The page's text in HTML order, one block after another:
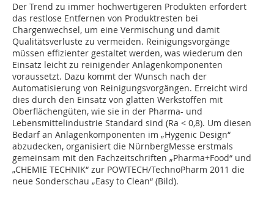
Der Trend zu immer hochwertigeren Produkten erfordert
das restlose Entfernen von Produktresten bei
Chargenwechsel, um eine Vermischung und damit
Qualitätsverluste zu vermeiden. Reinigungsvorgänge
müssen effizienter gestaltet werden, was wiederum den
Einsatz leicht zu reinigender Anlagenkomponenten
voraussetzt. Dazu kommt der Wunsch nach der
Automatisierung von Reinigungsvorgängen. Erreicht wird
dies durch den Einsatz von glatten Werkstoffen mit
Oberflächengüten, wie sie in der Pharma- und
Lebensmittelindustrie Standard sind (Ra < 0,8). Um diesen
Bedarf an Anlagenkomponenten im „Hygenic Design“
abzudecken, organisiert die NürnbergMesse erstmals
gemeinsam mit den Fachzeitschriften „Pharma+Food“ und
„CHEMIE ­TECHNIK“ zur POWTECH/TechnoPharm 2011 die
neue Sonderschau „Easy to Clean“ (Bild).